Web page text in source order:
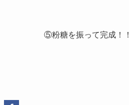
⑤粉糖を振って完成！！